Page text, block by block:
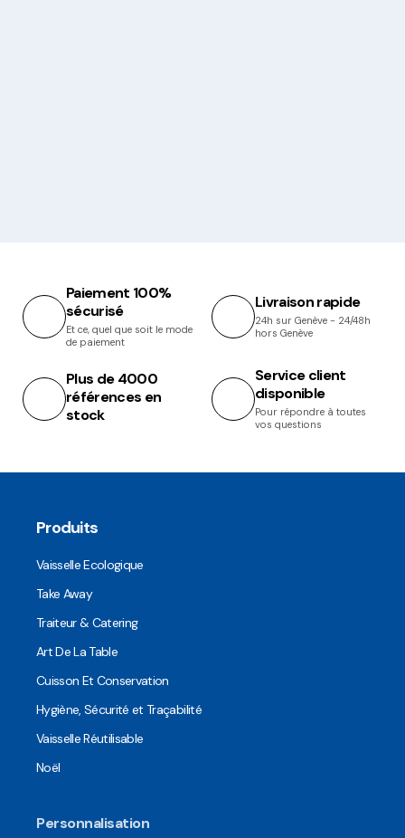
Paiement 100%
sécurisé
Et ce, quel que soit le mode
de paiement
Livraison rapide
24h sur Genève - 24/48h
hors Genève
Plus de 4000
références en
stock
Service client
disponible
Pour répondre à toutes
vos questions
Produits
Vaisselle Ecologique
Take Away
Traiteur & Catering
Art De La Table
Cuisson Et Conservation
Hygiène, Sécurité et Traçabilité
Vaisselle Réutilisable
Noël
Personnalisation